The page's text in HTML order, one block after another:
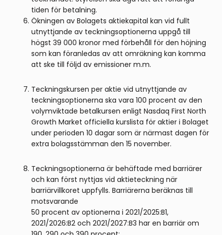
tiden för betalning.
Ökningen av Bolagets aktiekapital kan vid fullt
utnyttjande av teckningsoptionerna uppgå till
högst 39 000 kronor med förbehåll för den höjning
som kan föranledas av att omräkning kan komma
att ske till följd av emissioner m.m.
Teckningskursen per aktie vid utnyttjande av
tecknings­optionerna ska vara 100 procent av den
volymviktade betalkursen enligt Nasdaq First North
Growth Market officiella kurslista för aktier i Bolaget
under perioden 10 dagar som är närmast dagen för
extra bolagsstämman den 15 november.
Teckningsoptionerna är behäftade med barriärer
och kan först nyttjas vid aktieteckning när
barriärvillkoret uppfylls. Barriärerna beräknas till
motsvarande
50 procent av optionerna i 2021/2025:B1,
2021/2026:B2 och 2021/2027:B3 har en barriär om